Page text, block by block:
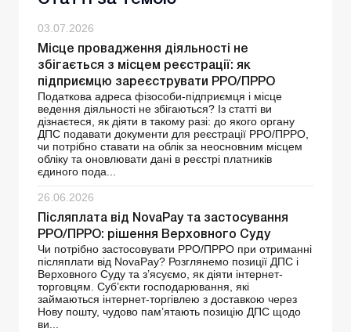
03.07.2026
Місце провадження діяльності не
збігається з місцем реєстрації: як
підприємцю зареєструвати РРО/ПРРО
Податкова адреса фізособи-підприємця і місце
ведення діяльності не збігаються? Із статті ви
дізнаєтеся, як діяти в такому разі: до якого органу
ДПС подавати документи для реєстрації РРО/ПРРО,
чи потрібно ставати на облік за неосновним місцем
обліку та оновлювати дані в реєстрі платників
єдиного пода...
26.06.2026
Післяплата від NovaРay та застосування
РРО/ПРРО: рішення Верховного Суду
Чи потрібно застосовувати РРО/ПРРО при отриманні
післяплати від NovaPay? Розглянемо позиції ДПС і
Верховного Суду та з’ясуємо, як діяти інтернет-
торговцям. Суб’єкти господарювання, які
займаються інтернет-торгівлею з доставкою через
Нову пошту, чудово пам’ятають позицію ДПС щодо
ви...